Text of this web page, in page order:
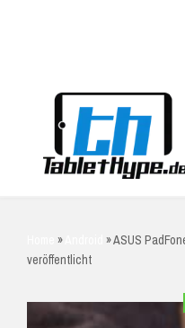
» »ASUS
veröffentlicht